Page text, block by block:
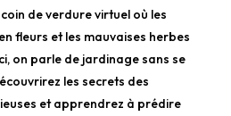
de verdure virtuel où les
fleurs et les mauvaises herbes
on parle de jardinage sans se
les secrets des
et apprendrez à prédire